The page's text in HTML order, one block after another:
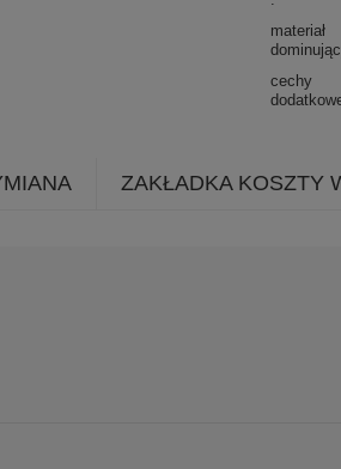
materiał
cechy
ZAKŁADKA KOSZTY